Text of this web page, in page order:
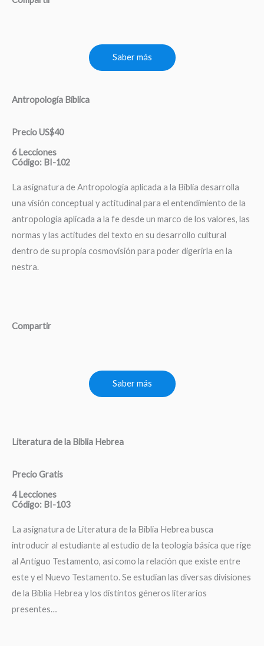
Saber más
Antropología Bíblica
Precio US$40
6 Lecciones
Código: BI-102
La asignatura de Antropología aplicada a la Biblia desarrolla
una visión conceptual y actitudinal para el entendimiento de la
antropología aplicada a la fe desde un marco de los valores, las
normas y las actitudes del texto en su desarrollo cultural
dentro de su propia cosmovisión para poder digerirla en la
nestra.
Compartir
Saber más
Literatura de la Biblia Hebrea
Precio Gratis
4 Lecciones
Código: BI-103
La asignatura de Literatura de la Biblia Hebrea busca
introducir al estudiante al estudio de la teología básica que rige
al Antiguo Testamento, así como la relación que existe entre
este y el Nuevo Testamento. Se estudian las diversas divisiones
de la Biblia Hebrea y los distintos géneros literarios
presentes…